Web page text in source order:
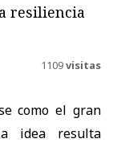
resiliencia
1109visitas
como el gran
idea resulta